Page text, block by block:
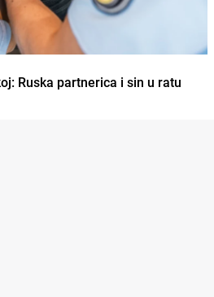
Ruska partnerica i sin u ratu